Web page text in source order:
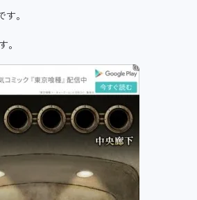
。
。